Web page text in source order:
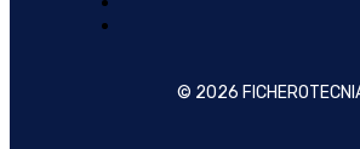
© 2026